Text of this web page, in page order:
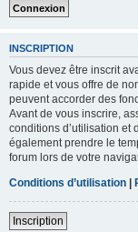
INSCRIPTION
Vous devez être inscrit
rapide et vous offre de
peuvent accorder des
Avant de vous inscrire,
conditions d’utilisation et
également prendre le
forum lors de votre
Conditions d’utilisation |
Inscription